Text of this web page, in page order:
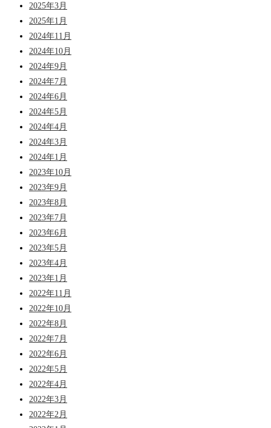
2025年3月
2025年1月
2024年11月
2024年10月
2024年9月
2024年7月
2024年6月
2024年5月
2024年4月
2024年3月
2024年1月
2023年10月
2023年9月
2023年8月
2023年7月
2023年6月
2023年5月
2023年4月
2023年1月
2022年11月
2022年10月
2022年8月
2022年7月
2022年6月
2022年5月
2022年4月
2022年3月
2022年2月